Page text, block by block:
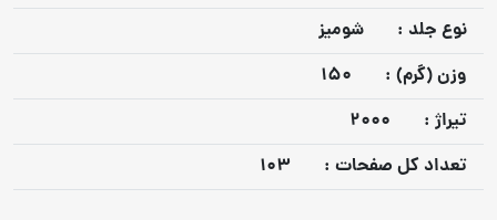
نوع جلد :
شومیز
وزن (گرم) :
150
تيراژ :
2000
تعداد كل صفحات :
103